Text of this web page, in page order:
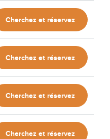
Cherchez et réservez
Cherchez et réservez
Cherchez et réservez
Cherchez et réservez